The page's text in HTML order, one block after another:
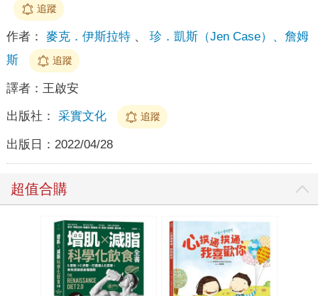
追蹤
作者： 麥克．伊斯拉特、 珍．凱斯（Jen Case）、詹姆
斯
追蹤
譯者： 王啟安
出版社： 采實文化 追蹤
出版日： 2022/04/28
超值合購